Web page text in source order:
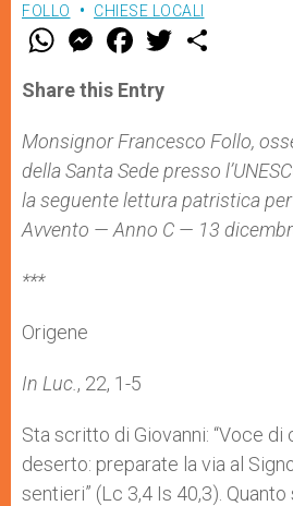
FOLLO
CHIESE LOCALI
W
t
s
p
p
M
e
s
e
g
e
r
F
a
e
b
o
k
w
r
Share this Entry
Monsignor Francesco Follo,
della Santa Sede presso
la seguente lettura patristica
Avvento — Anno C — 13
***
Origene
In Luc. , 22, 1-5
Sta scritto di Giovanni: “Voce di
deserto: preparate la via al
sentieri” (Lc 3,4 Is 40,3).